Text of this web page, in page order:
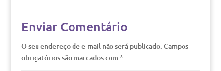
Enviar Comentário
O seu endereço de e-mail não será publicado. Campos
obrigatórios são marcados com *